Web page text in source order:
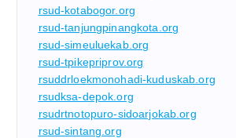
rsud-kotabogor.org
rsud-tanjungpinangkota.org
rsud-simeuluekab.org
rsud-tpikepriprov.org
rsuddrloekmonohadi-kuduskab.org
rsudksa-depok.org
rsudrtnotopuro-sidoarjokab.org
rsud-sintang.org